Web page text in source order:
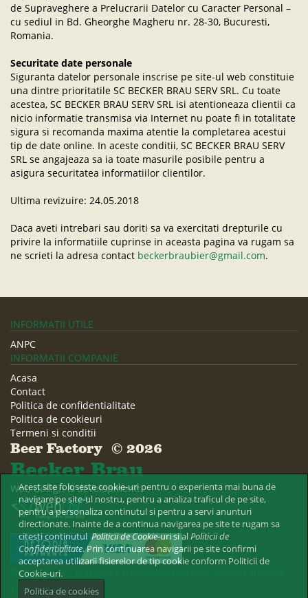
de Supraveghere a Prelucrarii Datelor cu Caracter Personal –
cu sediul in Bd. Gheorghe Magheru nr. 28-30, Bucuresti,
Romania.
Securitate date personale
Siguranta datelor personale inscrise pe site-ul web constituie
una dintre prioritatile SC BECKER BRAU SERV SRL. Cu toate
acestea, SC BECKER BRAU SERV SRL isi atentioneaza clientii ca
nicio informatie transmisa via Internet nu poate fi in totalitate
sigura si recomanda maxima atentie la completarea acestui
tip de date online. In aceste conditii, SC BECKER BRAU SERV
SRL se angajeaza sa ia toate masurile posibile pentru a
asigura securitatea informatiilor clientilor.
Ultima revizuire: 24.05.2018
Daca aveti intrebari sau doriti sa va exercitati drepturile cu
privire la informatiile cuprinse in aceasta pagina va rugam sa
ne scrieti la adresa contact beckerbraubier@gmail.com.
INFORMATII UTILE
ANPC
INFORMATII COMPANIE
Acasa
Contact
Politica de confidentialitate
Politica de cookieuri
Termeni si conditii
Beer Factory © 2026
Becker Brau
Web design & development:
BeckerBrau.ro - Prezentare si comercializare bere fabricata artizanal,
100% naturala.
Acest site foloseste cookie-uri pentru o experienta mai buna de
navigare pe site-ul nostru, pentru a analiza traficul de pe site,
pentru a personaliza continutul si pentru a servi anunturi
directionate. Inainte de a continua navigarea pe site te rugam sa
citesti continutulPoliticii de Cookie-uri si alPoliticii de
Confidentialitate. Prin continuarea navigarii pe site confirmi
acceptarea utilizarii fisierelor de tip cookie conform Politicii de
Cookie-uri.
Politica de cookies